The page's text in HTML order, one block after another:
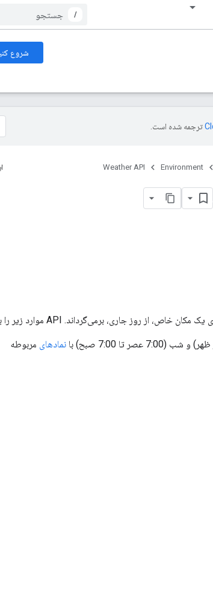
/
شروع
ترجمه شده است.
Environment
Weather API
نمادهای مربوطه